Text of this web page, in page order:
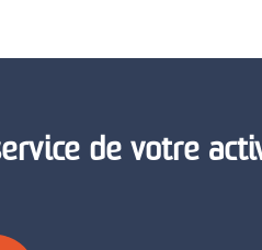
de votre